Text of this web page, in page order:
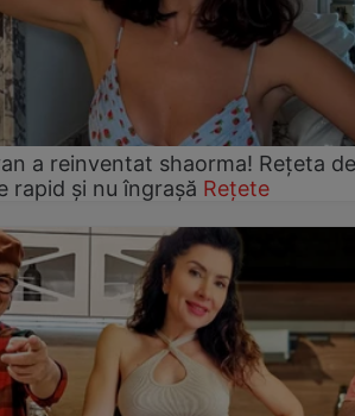
a reinventat shaorma! Rețeta de
rapid și nu îngrașă Rețete